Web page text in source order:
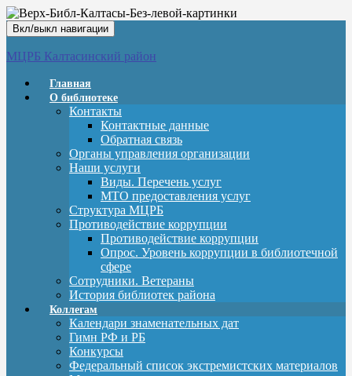
Вкл/выкл навигации
МЦРБ Калтасинский район
Главная
О библиотеке
Контакты
Контактные данные
Обратная связь
Органы управления организации
Наши услуги
Виды. Перечень услуг
МТО предоставления услуг
Структура МЦРБ
Противодействие коррупции
Противодействие коррупции
Опрос. Уровень коррупции в библиотечной
сфере
Сотрудники. Ветераны
История библиотек района
Коллегам
Календари знаменательных дат
Гимн РФ и РБ
Конкурсы
Федеральный список экстремистских материалов